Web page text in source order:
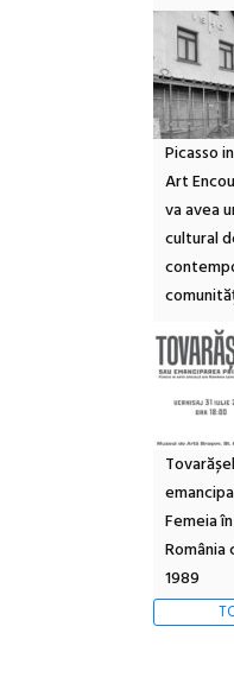
Picasso
Art
va avea
cultural
Femeia
România
1989